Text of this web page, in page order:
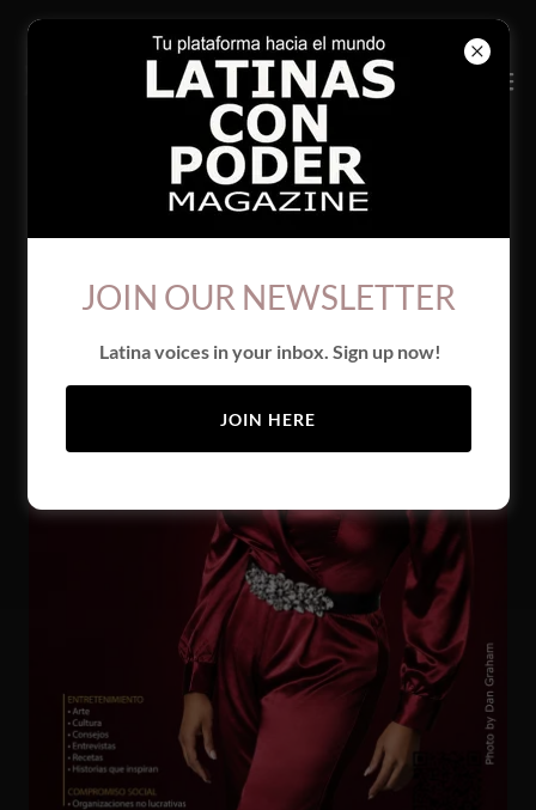
JOIN OUR NEWSLETTER
Latina voices in your inbox. Sign up now!
JOIN HERE